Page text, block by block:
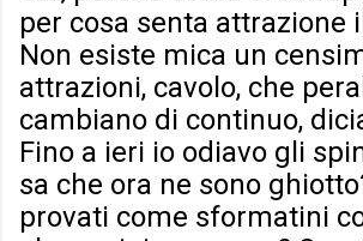
per cosa senta attrazione
Non esiste mica un
attrazioni, cavolo, che
cambiano di continuo,
Fino a ieri io odiavo gli
sa che ora ne sono
provati come sformatini